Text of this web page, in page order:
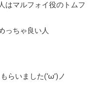
はマルフォイ役のトムフ
っちゃ良い人
らいました(‘ω’)ノ